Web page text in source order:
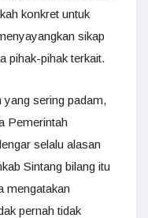
konkret untuk
sikap
pihak-pihak terkait.
yang sering padam,
Pemerintah
selalu alasan
Sintang bilang itu
mengatakan
pernah tidak